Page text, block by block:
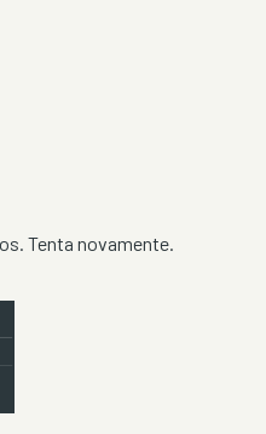
Tenta novamente.